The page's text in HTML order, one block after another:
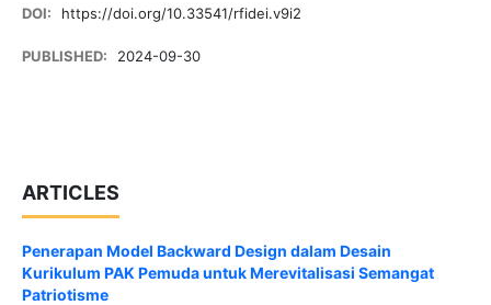
DOI: https://doi.org/10.33541/rfidei.v9i2
PUBLISHED: 2024-09-30
ARTICLES
Penerapan Model Backward Design dalam Desain
Kurikulum PAK Pemuda untuk Merevitalisasi Semangat
Patriotisme